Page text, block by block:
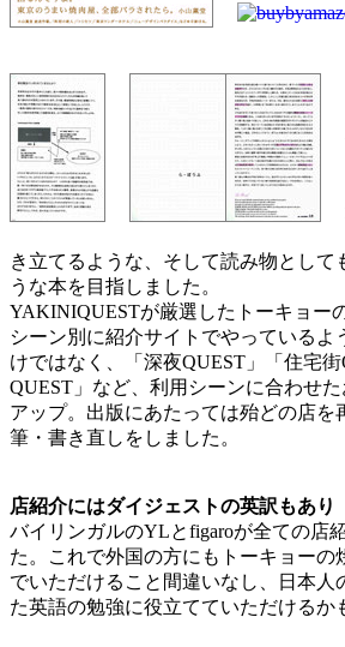
き立てるような、そして読み物として
うな本を目指しました。
YAKINIQUESTが厳選したトーキョー
シーン別に紹介サイトでやっているよ
けではなく、「深夜QUEST」「住宅
QUEST」など、利用シーンに合わせ
アップ。出版にあたっては殆どの店を
筆・書き直しをしました。
店紹介にはダイジェストの英訳もあり
バイリンガルのYLとfigaroが全ての店
た。これで外国の方にもトーキョーの
でいただけること間違いなし、日本人
た英語の勉強に役立てていただけるか